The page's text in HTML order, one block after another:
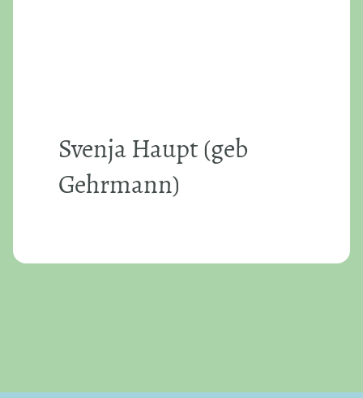
Svenja Haupt (geb
Gehrmann)